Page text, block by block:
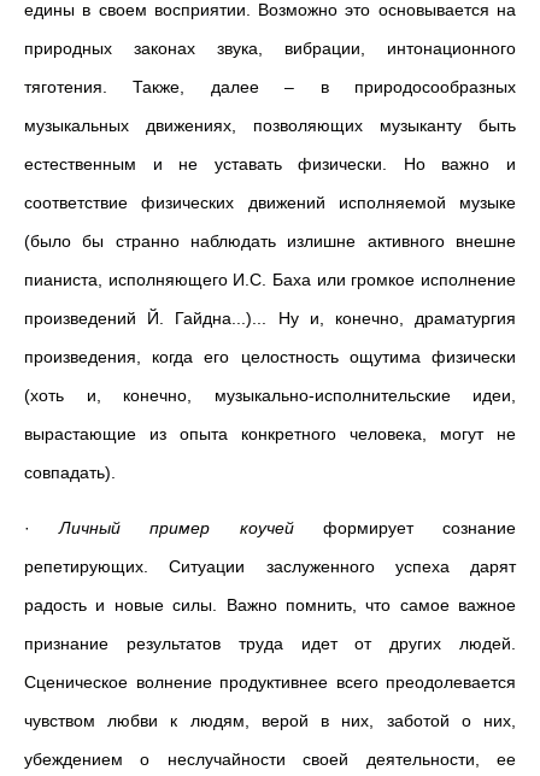
едины в своем восприятии. Возможно это основывается на
природных законах звука, вибрации, интонационного
тяготения. Также, далее– в природосообразных
музыкальных движениях, позволяющих музыканту быть
естественным и не уставать физически. Но важно и
соответствие физических движений исполняемой музыке
(было бы странно наблюдать излишне активного внешне
пианиста, исполняющего И.С. Баха или громкое исполнение
произведений Й. Гайдна...)... Ну и, конечно, драматургия
произведения, когда его целостность ощутима физически
(хоть и, конечно, музыкально-исполнительские идеи,
вырастающие из опыта конкретного человека, могут не
совпадать).
·Личный пример коучей
формирует сознание
репетирующих. Ситуации заслуженного успеха дарят
радость и новые силы. Важно помнить, что самое важное
признание результатов труда идет от других людей.
Сценическое волнение продуктивнее всего преодолевается
чувством любви к людям, верой в них, заботой о них,
убеждением о неслучайности своей деятельности, ее